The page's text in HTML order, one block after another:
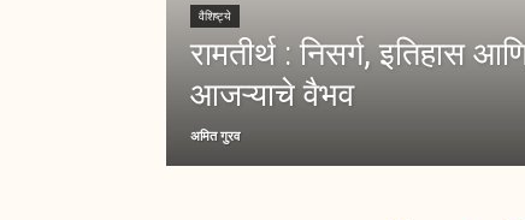
वैशिष्ट्ये
रामतीर्थ : निसर्ग, इतिहास
आजऱ्याचे वैभव
अमित गुरव